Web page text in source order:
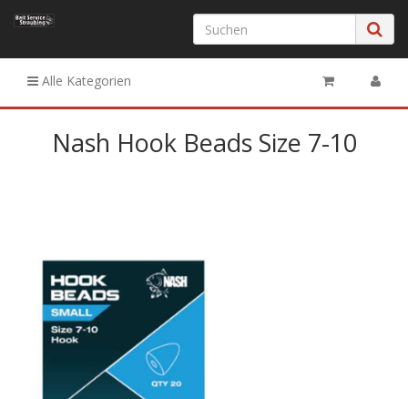
Alle Kategorien
Nash Hook Beads Size 7-10